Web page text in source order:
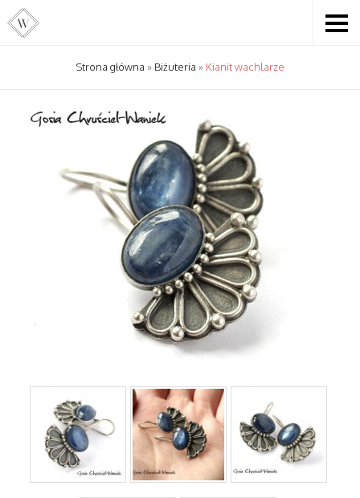
Strona główna » Biżuteria » Kianit wachlarze